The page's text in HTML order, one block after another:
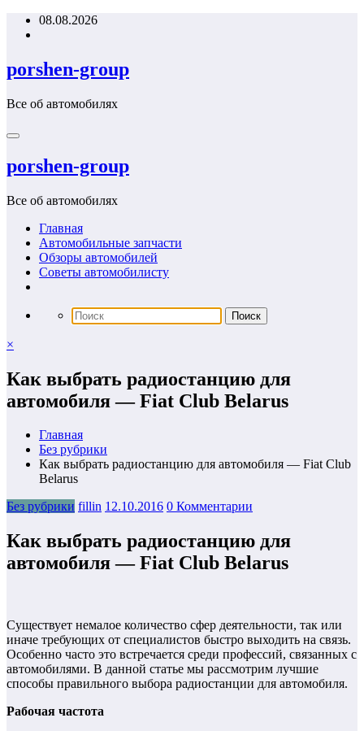
Перейти08.08.2026
porshen-group
Все об автомобилях
porshen-group
Все об автомобилях
Главная
Автомобильные запчасти
Обзоры автомобилей
Советы автомобилисту
×
Как выбрать радиостанцию для
автомобиля — Fiat Club Belarus
Главная
Без рубрики
Как выбрать радиостанцию для автомобиля — Fiat Club
Belarus
Без рубрики fillin 12.10.2016 0 Комментарии
Как выбрать радиостанцию для
автомобиля — Fiat Club Belarus
Существует немалое количество сфер деятельности, так или
иначе требующих от специалистов быстро выходить на связь.
Особенно часто это встречается среди профессий, связанных с
автомобилями. В данной статье мы рассмотрим лучшие
способы правильного выбора радиостанции для автомобиля.
Рабочая частота